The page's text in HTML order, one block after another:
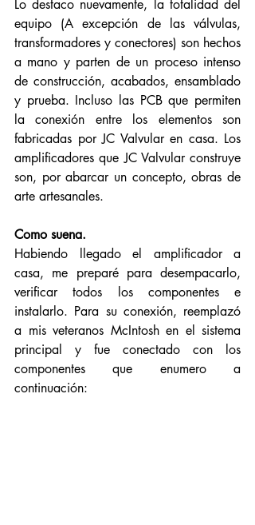
Lo destaco nuevamente, la totalidad del
equipo (A excepción de las válvulas,
transformadores y conectores) son hechos
a mano y parten de un proceso intenso
de construcción, acabados, ensamblado
y prueba. Incluso las PCB que permiten
la conexión entre los elementos son
fabricadas por JC Valvular en casa. Los
amplificadores que JC Valvular construye
son, por abarcar un concepto, obras de
arte artesanales.
Como suena.
Habiendo llegado el amplificador a
casa, me preparé para desempacarlo,
verificar todos los componentes e
instalarlo. Para su conexión, reemplazó
a mis veteranos McIntosh en el sistema
principal y fue conectado con los
componentes que enumero a
continuación: